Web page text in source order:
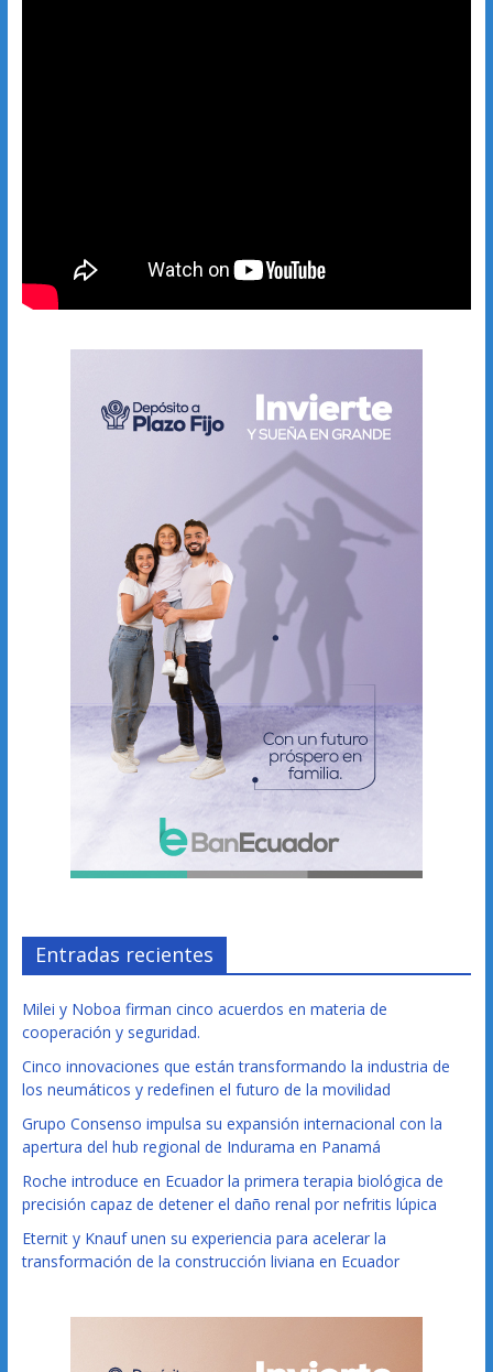
Entradas recientes
Milei y Noboa firman cinco acuerdos en materia de
cooperación y seguridad.
Cinco innovaciones que están transformando la industria de
los neumáticos y redefinen el futuro de la movilidad
Grupo Consenso impulsa su expansión internacional con la
apertura del hub regional de Indurama en Panamá
Roche introduce en Ecuador la primera terapia biológica de
precisión capaz de detener el daño renal por nefritis lúpica
Eternit y Knauf unen su experiencia para acelerar la
transformación de la construcción liviana en Ecuador